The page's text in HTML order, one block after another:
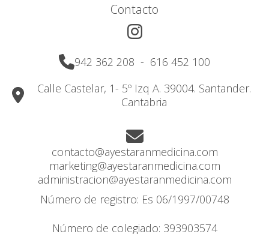
Contacto
942 362 208 - 616 452 100
Calle Castelar, 1- 5º Izq A. 39004. Santander.
Cantabria
contacto@ayestaranmedicina.com
marketing@ayestaranmedicina.com
administracion@ayestaranmedicina.com
Número de registro: Es 06/1997/00748
Número de colegiado: 393903574